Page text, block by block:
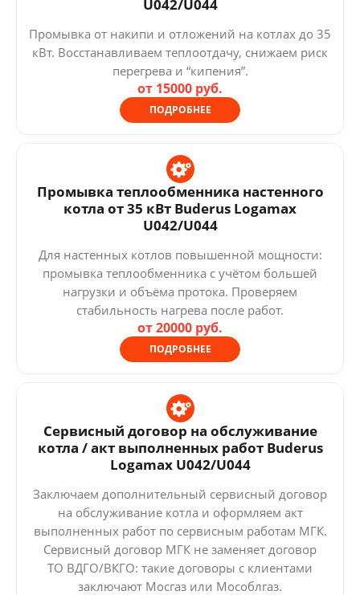
U042/U044
Промывка от накипи и отложений на котлах до 35
кВт. Восстанавливаем теплоотдачу, снижаем риск
перегрева и “кипения”.
от 15000 руб.
ПОДРОБНЕЕ
Промывка теплообменника настенного
котла от 35 кВт Buderus Logamax
U042/U044
Для настенных котлов повышенной мощности:
промывка теплообменника с учётом большей
нагрузки и объёма протока. Проверяем
стабильность нагрева после работ.
от 20000 руб.
ПОДРОБНЕЕ
Сервисный договор на обслуживание
котла / акт выполненных работ Buderus
Logamax U042/U044
Заключаем дополнительный сервисный договор
на обслуживание котла и оформляем акт
выполненных работ по сервисным работам МГК.
Сервисный договор МГК не заменяет договор
ТО ВДГО/ВКГО: такие договоры с клиентами
заключают Мосгаз или Мособлгаз.